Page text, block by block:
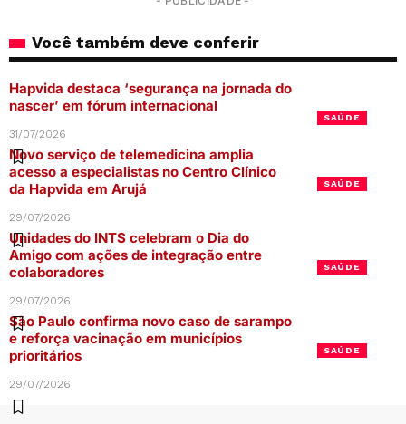
Você também deve conferir
SAÚDE
Hapvida destaca ‘segurança na jornada do
nascer’ em fórum internacional
31/07/2026
SAÚDE
Novo serviço de telemedicina amplia
acesso a especialistas no Centro Clínico
da Hapvida em Arujá
29/07/2026
SAÚDE
Unidades do INTS celebram o Dia do
Amigo com ações de integração entre
colaboradores
29/07/2026
SAÚDE
São Paulo confirma novo caso de sarampo
e reforça vacinação em municípios
prioritários
29/07/2026